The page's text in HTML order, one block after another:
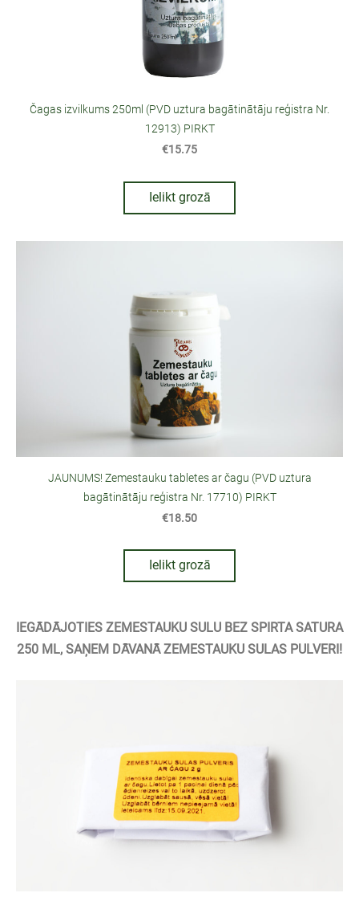
IEGĀDĀJOTIES ZEMESTAUKU SULU BEZ SPIRTA SATURA
250 ML, SAŅEM DĀVANĀ ZEMESTAUKU SULAS PULVERI!
Čagas izvilkums 250ml (PVD uztura bagātinātāju reģistra Nr.
12913) PIRKT
€15.75
Ielikt grozā
JAUNUMS! Zemestauku tabletes ar čagu (PVD uztura
bagātinātāju reģistra Nr. 17710) PIRKT
€18.50
Ielikt grozā